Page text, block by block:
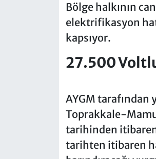
Bölge halkının
elektrifikasyon
kapsıyor.
27.500
AYGM tarafından
Toprakkale-
tarihinden
tarihten itibaren